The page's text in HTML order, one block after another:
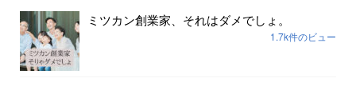
ミツカン創業家、それはダメでしょ。
1.7k件のビュー